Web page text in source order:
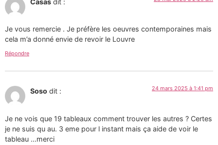
Je vous remercie . Je préfère les oeuvres contemporaines mais
cela m’a donné envie de revoir le Louvre
Répondre
Soso dit : 24 mars 2025 à 1:41 pm
Je ne vois que 19 tableaux comment trouver les autres ? Certes
je ne suis qu au. 3 eme pour l instant mais ça aide de voir le
tableau …merci